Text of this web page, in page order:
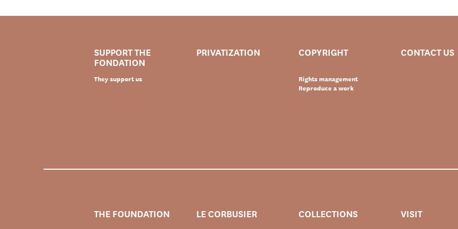
SUPPORT THE
FONDATION
They support us
PRIVATIZATION COPYRIGHT
Rights management
Reproduce a work
CONTACT US
THE FOUNDATION LE CORBUSIER COLLECTIONS VISIT